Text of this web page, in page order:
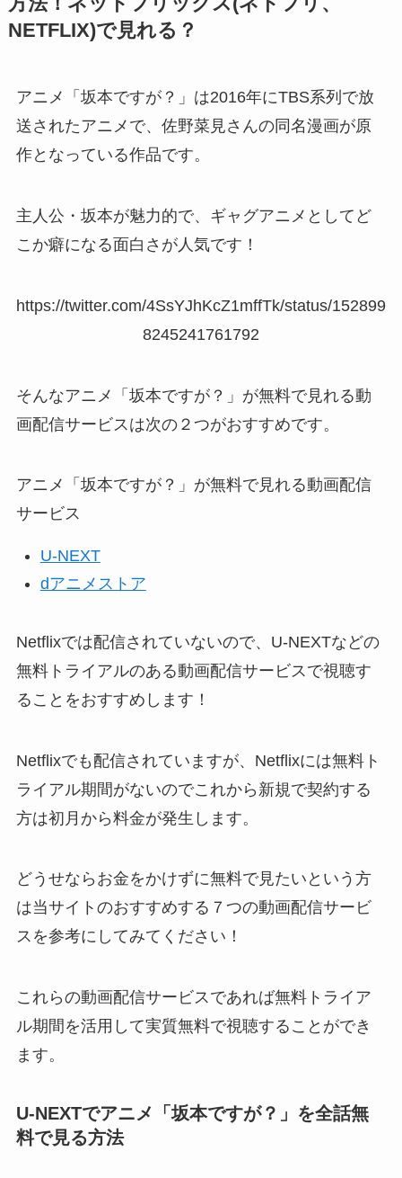
NETFLIX)で見れる？
アニメ「坂本ですが？」は2016年にTBS系列で放
送されたアニメで、佐野菜見さんの同名漫画が原
作となっている作品です。
主人公・坂本が魅力的で、ギャグアニメとしてど
こか癖になる面白さが人気です！
https://twitter.com/4SsYJhKcZ1mffTk/status/152899
8245241761792
そんなアニメ「坂本ですが？」が無料で見れる動
画配信サービスは次の２つがおすすめです。
アニメ「坂本ですが？」が無料で見れる動画配信
サービス
U-NEXT
dアニメストア
Netflixでは配信されていないので、U-NEXTなどの
無料トライアルのある動画配信サービスで視聴す
ることをおすすめします！
Netflixでも配信されていますが、Netflixには無料ト
ライアル期間がないのでこれから新規で契約する
方は初月から料金が発生します。
どうせならお金をかけずに無料で見たいという方
は当サイトのおすすめする７つの動画配信サービ
スを参考にしてみてください！
これらの動画配信サービスであれば無料トライア
ル期間を活用して実質無料で視聴することができ
ます。
U-NEXTでアニメ「坂本ですが？」 を全話無
料で見る方法